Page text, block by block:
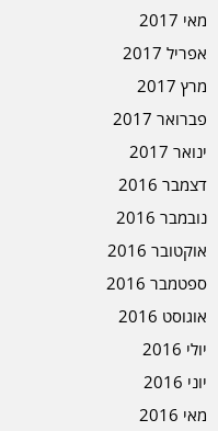
מאי 2017
אפריל 2017
מרץ 2017
פברואר 2017
ינואר 2017
דצמבר 2016
נובמבר 2016
אוקטובר 2016
ספטמבר 2016
אוגוסט 2016
יולי 2016
יוני 2016
מאי 2016